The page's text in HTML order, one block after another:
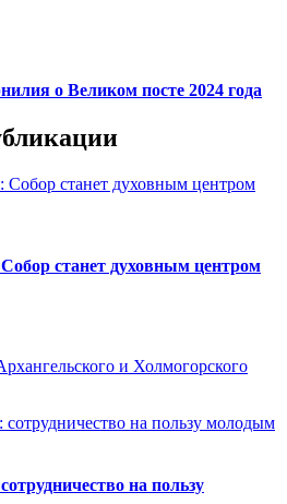
о Великом посте 2024 года
станет духовным центром
и Холмогорского
на пользу